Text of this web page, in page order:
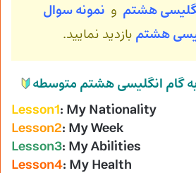
هشتم و نمونه سوال
هشتم بازدید نمایید.
گام انگلیسی هشتم متوسطه
Lesson1: My Nationality
Lesson2: My Week
Lesson3: My Abilities
Lesson4: My Health